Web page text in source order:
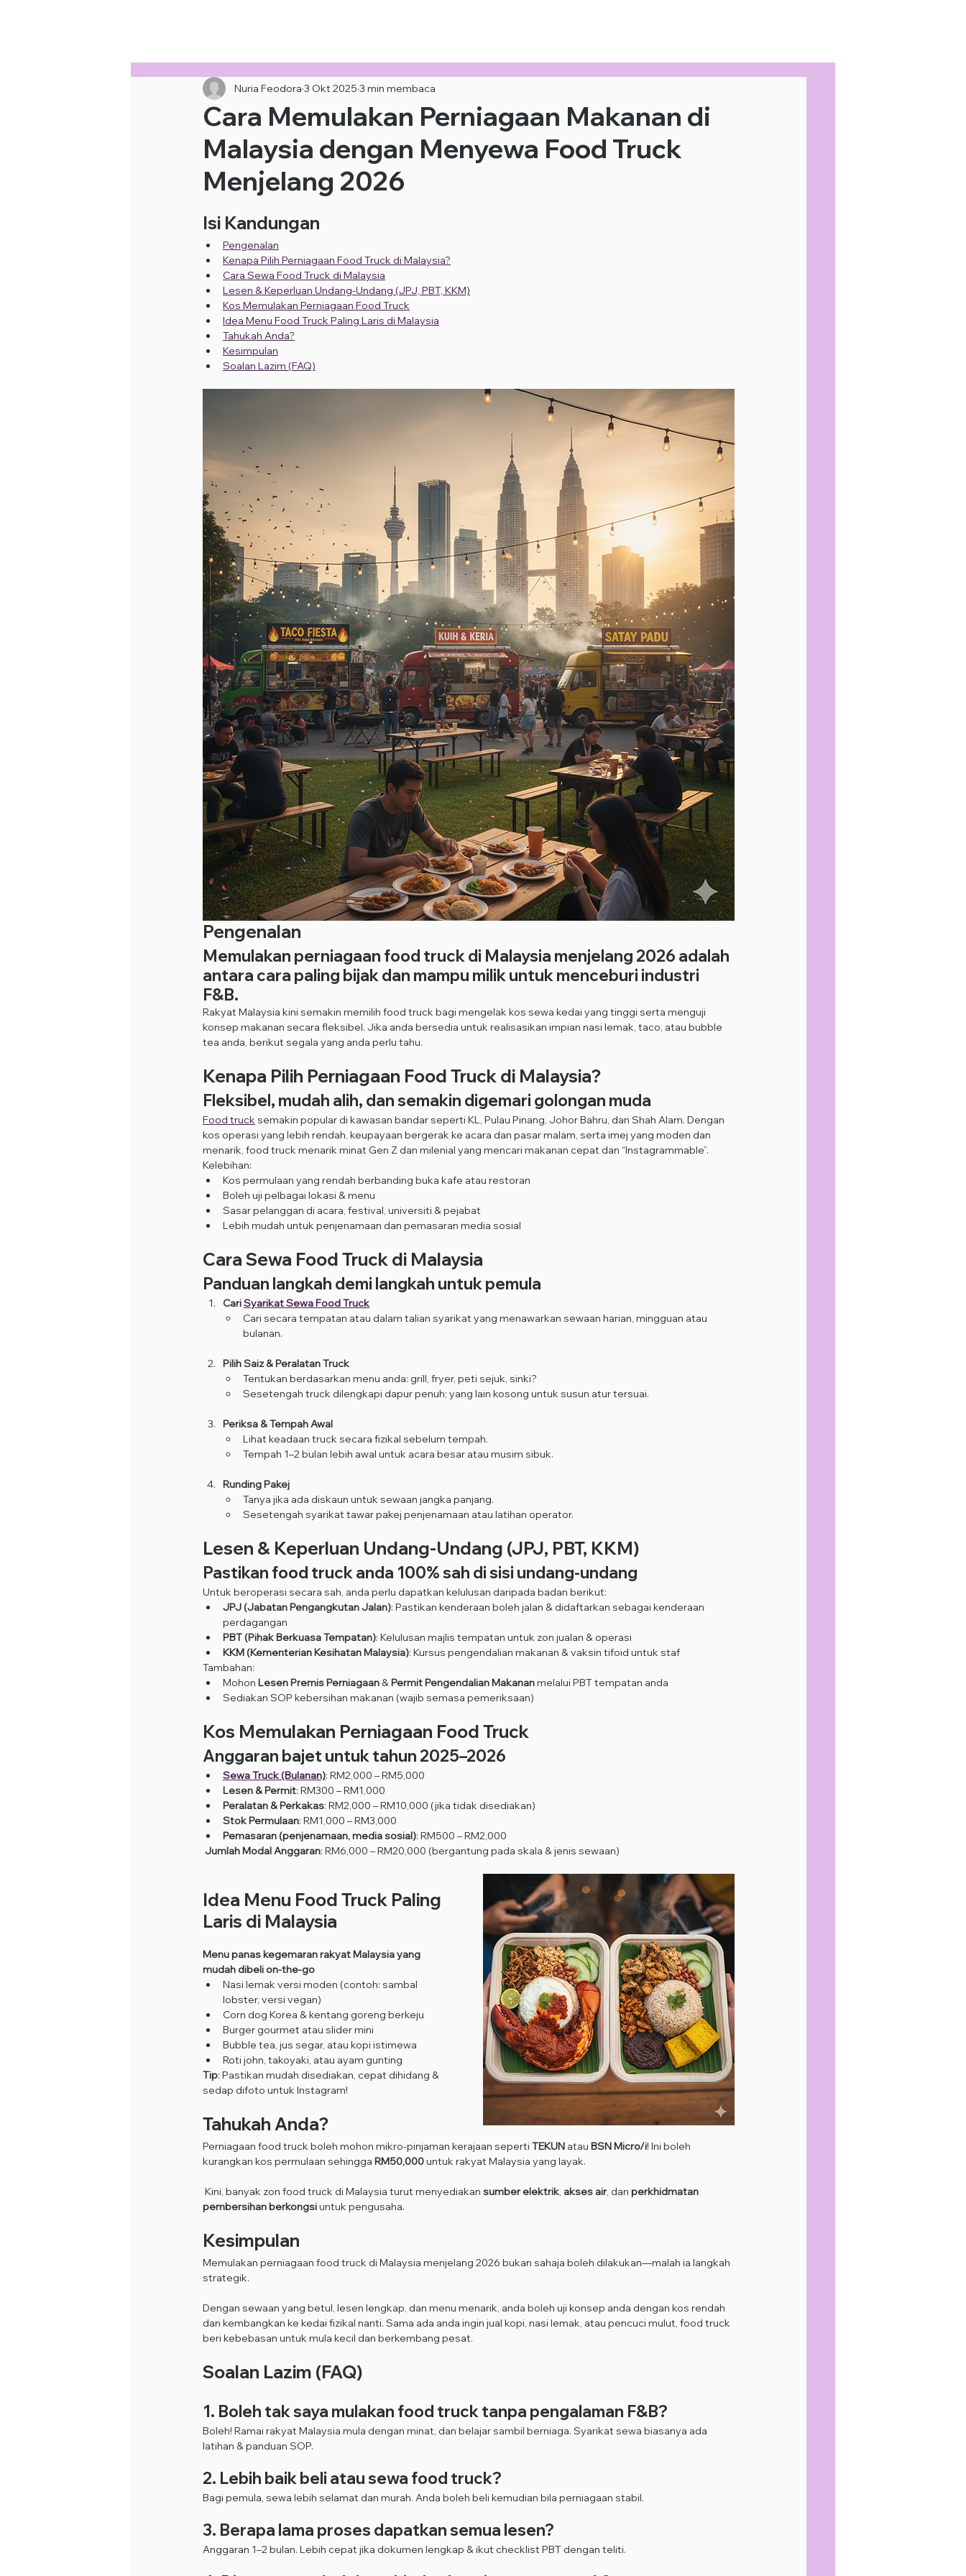
Cara Memulakan Perniagaan Makanan di
Malaysia dengan Menyewa Food Truck
Menjelang 2026
Nuria Feodora 3 Okt 2025 3 min membaca
Isi Kandungan
Pengenalan
Kenapa Pilih Perniagaan Food Truck di Malaysia?
Cara Sewa Food Truck di Malaysia
Lesen & Keperluan Undang-Undang (JPJ, PBT, KKM)
Kos Memulakan Perniagaan Food Truck
Idea Menu Food Truck Paling Laris di Malaysia
Tahukah Anda?
Kesimpulan
Soalan Lazim (FAQ)
Pengenalan
Memulakan perniagaan food truck di Malaysia menjelang 2026 adalah
antara cara paling bijak dan mampu milik untuk menceburi industri
F&B.
Rakyat Malaysia kini semakin memilih food truck bagi mengelak kos sewa kedai yang tinggi serta menguji
konsep makanan secara fleksibel. Jika anda bersedia untuk realisasikan impian nasi lemak, taco, atau bubble
tea anda, berikut segala yang anda perlu tahu.
Kenapa Pilih Perniagaan Food Truck di Malaysia?
Fleksibel, mudah alih, dan semakin digemari golongan muda
Food truck semakin popular di kawasan bandar seperti KL, Pulau Pinang, Johor Bahru, dan Shah Alam. Dengan
kos operasi yang lebih rendah, keupayaan bergerak ke acara dan pasar malam, serta imej yang moden dan
menarik, food truck menarik minat Gen Z dan milenial yang mencari makanan cepat dan “Instagrammable”.
Kelebihan:
Kos permulaan yang rendah berbanding buka kafe atau restoran
Boleh uji pelbagai lokasi & menu
Sasar pelanggan di acara, festival, universiti & pejabat
Lebih mudah untuk penjenamaan dan pemasaran media sosial
Cara Sewa Food Truck di Malaysia
Panduan langkah demi langkah untuk pemula
Cari Syarikat Sewa Food Truck
Cari secara tempatan atau dalam talian syarikat yang menawarkan sewaan harian, mingguan atau
bulanan.
Pilih Saiz & Peralatan Truck
Tentukan berdasarkan menu anda: grill, fryer, peti sejuk, sinki?
Sesetengah truck dilengkapi dapur penuh; yang lain kosong untuk susun atur tersuai.
Periksa & Tempah Awal
Lihat keadaan truck secara fizikal sebelum tempah.
Tempah 1–2 bulan lebih awal untuk acara besar atau musim sibuk.
Runding Pakej
Tanya jika ada diskaun untuk sewaan jangka panjang.
Sesetengah syarikat tawar pakej penjenamaan atau latihan operator.
Lesen & Keperluan Undang-Undang (JPJ, PBT, KKM)
Pastikan food truck anda 100% sah di sisi undang-undang
Untuk beroperasi secara sah, anda perlu dapatkan kelulusan daripada badan berikut:
JPJ (Jabatan Pengangkutan Jalan): Pastikan kenderaan boleh jalan & didaftarkan sebagai kenderaan
perdagangan
PBT (Pihak Berkuasa Tempatan): Kelulusan majlis tempatan untuk zon jualan & operasi
KKM (Kementerian Kesihatan Malaysia): Kursus pengendalian makanan & vaksin tifoid untuk staf
Tambahan:
Mohon Lesen Premis Perniagaan & Permit Pengendalian Makanan melalui PBT tempatan anda
Sediakan SOP kebersihan makanan (wajib semasa pemeriksaan)
Kos Memulakan Perniagaan Food Truck
Anggaran bajet untuk tahun 2025–2026
Sewa Truck (Bulanan): RM2,000 – RM5,000
Lesen & Permit: RM300 – RM1,000
Peralatan & Perkakas: RM2,000 – RM10,000 (jika tidak disediakan)
Stok Permulaan: RM1,000 – RM3,000
Pemasaran (penjenamaan, media sosial): RM500 – RM2,000
Jumlah Modal Anggaran: RM6,000 – RM20,000 (bergantung pada skala & jenis sewaan)
Idea Menu Food Truck Paling
Laris di Malaysia
Menu panas kegemaran rakyat Malaysia yang
mudah dibeli on-the-go
Nasi lemak versi moden (contoh: sambal
lobster, versi vegan)
Corn dog Korea & kentang goreng berkeju
Burger gourmet atau slider mini
Bubble tea, jus segar, atau kopi istimewa
Roti john, takoyaki, atau ayam gunting
Tip: Pastikan mudah disediakan, cepat dihidang &
sedap difoto untuk Instagram!
Tahukah Anda?
Perniagaan food truck boleh mohon mikro-pinjaman kerajaan seperti TEKUN atau BSN Micro/i! Ini boleh
kurangkan kos permulaan sehingga RM50,000 untuk rakyat Malaysia yang layak.
Kini, banyak zon food truck di Malaysia turut menyediakan sumber elektrik, akses air, dan perkhidmatan
pembersihan berkongsi untuk pengusaha.
Kesimpulan
Memulakan perniagaan food truck di Malaysia menjelang 2026 bukan sahaja boleh dilakukan—malah ia langkah
strategik.
Dengan sewaan yang betul, lesen lengkap, dan menu menarik, anda boleh uji konsep anda dengan kos rendah
dan kembangkan ke kedai fizikal nanti. Sama ada anda ingin jual kopi, nasi lemak, atau pencuci mulut, food truck
beri kebebasan untuk mula kecil dan berkembang pesat.
Soalan Lazim (FAQ)
1. Boleh tak saya mulakan food truck tanpa pengalaman F&B?
Boleh! Ramai rakyat Malaysia mula dengan minat, dan belajar sambil berniaga. Syarikat sewa biasanya ada
latihan & panduan SOP.
2. Lebih baik beli atau sewa food truck?
Bagi pemula, sewa lebih selamat dan murah. Anda boleh beli kemudian bila perniagaan stabil.
3. Berapa lama proses dapatkan semua lesen?
Anggaran 1–2 bulan. Lebih cepat jika dokumen lengkap & ikut checklist PBT dengan teliti.